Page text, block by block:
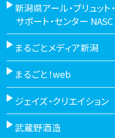
新潟県アール・ブリュット・
サポート・センター NASC
まるごとメディア新潟
まるごと！web
ジェイズ・クリエイション
武蔵野酒造